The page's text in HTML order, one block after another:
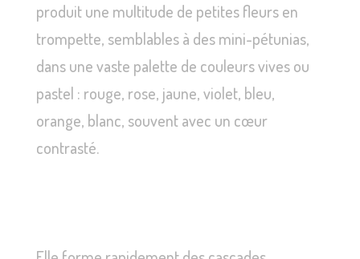
produit une multitude de petites fleurs en
trompette, semblables à des mini-pétunias,
dans une vaste palette de couleurs vives ou
pastel : rouge, rose, jaune, violet, bleu,
orange, blanc, souvent avec un cœur
contrasté.